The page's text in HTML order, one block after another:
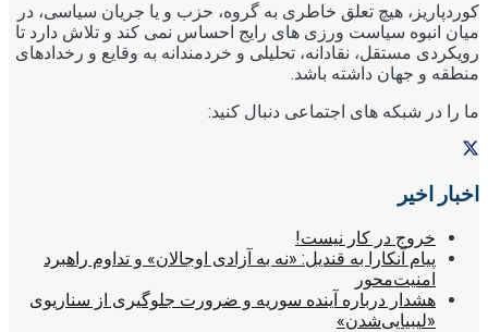
کوردپاریز، هیچ تعلق خاطری به گروه، حزب و یا جریان سیاسی، در
میان انبوه سیاست ورزی های رایج احساس نمی کند و تلاش دارد تا
رویکردی مستقل، نقادانه، تحلیلی و خردمندانه به وقایع و رخدادهای
منطقه و جهان داشته باشد.
ما را در شبکه های اجتماعی دنبال کنید:
اخبار اخیر
خروج در کار نیست!
پیام آنکارا به قندیل: «نه به آزادی اوجالان» و تداوم راهبرد
امنیت‌محور
هشدار درباره آینده سوریه و ضرورت جلوگیری از سناریوی
«لیبیایی‌شدن»